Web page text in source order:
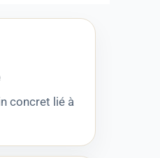
concret lié à